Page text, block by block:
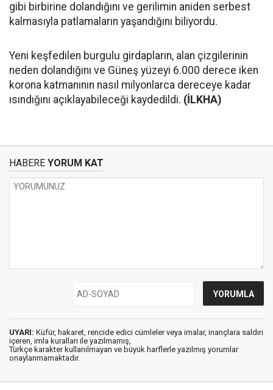
gibi birbirine dolandığını ve gerilimin aniden serbest
kalmasıyla patlamaların yaşandığını biliyordu.
Yeni keşfedilen burgulu girdapların, alan çizgilerinin
neden dolandığını ve Güneş yüzeyi 6.000 derece iken
korona katmanının nasıl milyonlarca dereceye kadar
ısındığını açıklayabileceği kaydedildi. (İLKHA)
HABERE YORUM KAT
UYARI: Küfür, hakaret, rencide edici cümleler veya imalar, inançlara saldırı
içeren, imla kuralları ile yazılmamış,
Türkçe karakter kullanılmayan ve büyük harflerle yazılmış yorumlar
onaylanmamaktadır.